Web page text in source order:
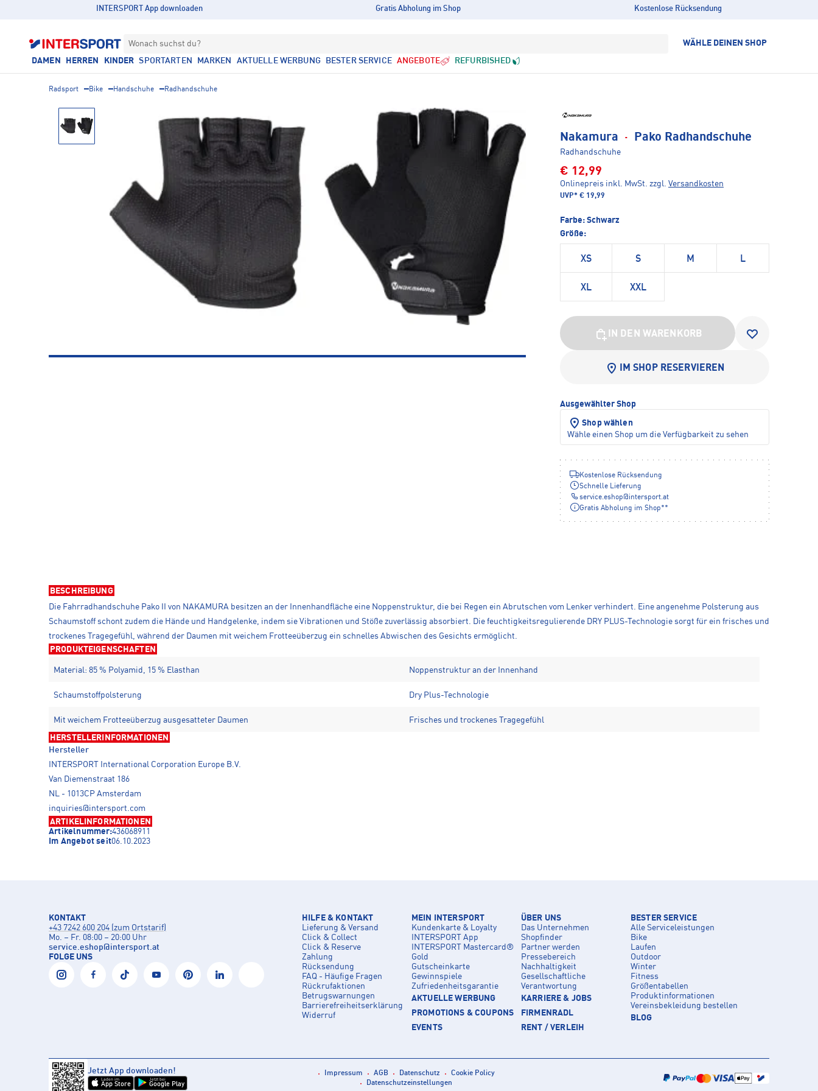
INTERSPORT App downloaden Gratis Abholung im Shop Kostenlose Rücksendung
Wonach suchst du? WÄHLE DEINEN SHOP
DAMEN HERREN KINDER SPORTARTEN MARKEN AKTUELLE WERBUNG BESTER SERVICE ANGEBOTE REFURBISHED
Radsport Bike Handschuhe Radhandschuhe
Nakamura · Pako Radhandschuhe
Radhandschuhe
€ 12,99
Onlinepreis inkl. MwSt. zzgl. Versandkosten
UVP* € 19,99
Farbe: Schwarz
Größe:
XS S M L
XL XXL
IN DEN WARENKORB
IM SHOP RESERVIEREN
Ausgewählter Shop
Shop wählen
Wähle einen Shop um die Verfügbarkeit zu sehen
Kostenlose Rücksendung
Schnelle Lieferung
service.eshop@intersport.at
Gratis Abholung im Shop**
BESCHREIBUNG
Die Fahrradhandschuhe Pako II von NAKAMURA besitzen an der Innenhandfläche eine Noppenstruktur, die bei Regen ein Abrutschen vom Lenker verhindert. Eine angenehme Polsterung aus
Schaumstoff schont zudem die Hände und Handgelenke, indem sie Vibrationen und Stöße zuverlässig absorbiert. Die feuchtigkeitsregulierende DRY PLUS-Technologie sorgt für ein frisches und
trockenes Tragegefühl, während der Daumen mit weichem Frotteeüberzug ein schnelles Abwischen des Gesichts ermöglicht.
PRODUKTEIGENSCHAFTEN
Material: 85 % Polyamid, 15 % Elasthan Noppenstruktur an der Innenhand
Schaumstoffpolsterung Dry Plus-Technologie
Mit weichem Frotteeüberzug ausgesatteter Daumen Frisches und trockenes Tragegefühl
HERSTELLERINFORMATIONEN
Hersteller
INTERSPORT International Corporation Europe B.V.
Van Diemenstraat 186
NL - 1013CP Amsterdam
inquiries@intersport.com
ARTIKELINFORMATIONEN
Artikelnummer:436068911
Im Angebot seit06.10.2023
KONTAKT
+43 7242 600 204 (zum Ortstarif)
Mo. – Fr. 08:00 – 20:00 Uhr
service.eshop@intersport.at
FOLGE UNS
HILFE & KONTAKT
Lieferung & Versand
Click & Collect
Click & Reserve
Zahlung
Rücksendung
FAQ - Häufige Fragen
Rückrufaktionen
Betrugswarnungen
Barrierefreiheitserklärung
Widerruf
MEIN INTERSPORT
Kundenkarte & Loyalty
INTERSPORT App
INTERSPORT Mastercard®
Gold
Gutscheinkarte
Gewinnspiele
Zufriedenheitsgarantie
AKTUELLE WERBUNG
PROMOTIONS & COUPONS
EVENTS
ÜBER UNS
Das Unternehmen
Shopfinder
Partner werden
Pressebereich
Nachhaltigkeit
Gesellschaftliche
Verantwortung
KARRIERE & JOBS
FIRMENRADL
RENT / VERLEIH
BESTER SERVICE
Alle Serviceleistungen
Bike
Laufen
Outdoor
Winter
Fitness
Größentabellen
Produktinformationen
Vereinsbekleidung bestellen
BLOG
Jetzt App downloaden!
Laden im
App Store
Jetzt bei
Google Play
Impressum AGB Datenschutz
Cookie Policy
Datenschutzeinstellungen